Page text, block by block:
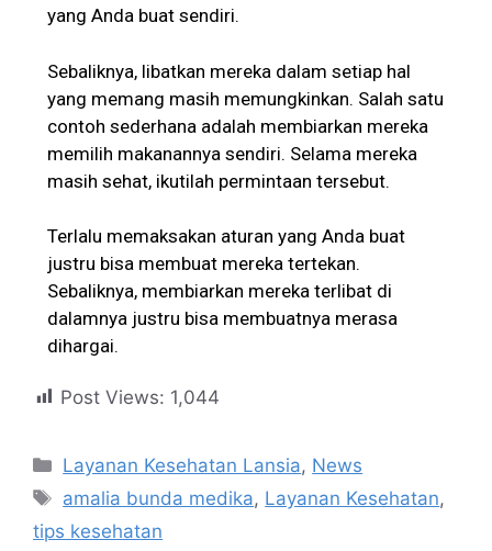
yang Anda buat sendiri.
Sebaliknya, libatkan mereka dalam setiap hal
yang memang masih memungkinkan. Salah satu
contoh sederhana adalah membiarkan mereka
memilih makanannya sendiri. Selama mereka
masih sehat, ikutilah permintaan tersebut.
Terlalu memaksakan aturan yang Anda buat
justru bisa membuat mereka tertekan.
Sebaliknya, membiarkan mereka terlibat di
dalamnya justru bisa membuatnya merasa
dihargai.
Post Views: 1,044
Layanan Kesehatan Lansia, News
amalia bunda medika, Layanan Kesehatan,
tips kesehatan